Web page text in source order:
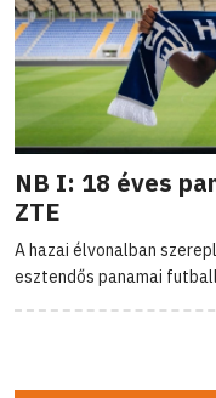
NB I: 18 éves
ZTE
A hazai élvonalban
esztendős panamai